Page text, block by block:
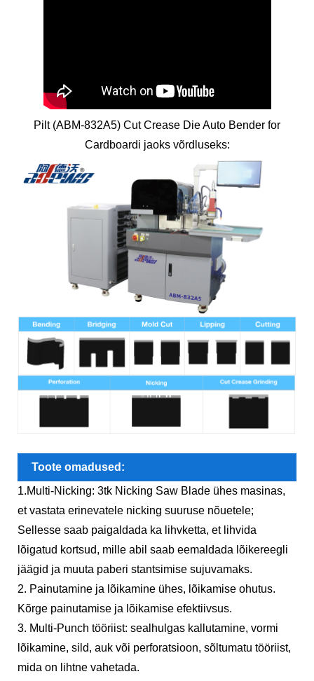
Pilt (ABM-832A5) Cut Crease Die Auto Bender for
Cardboardi jaoks võrdluseks:
Toote omadused:
1.Multi-Nicking: 3tk Nicking Saw Blade ühes masinas,
et vastata erinevatele nicking suuruse nõuetele;
Sellesse saab paigaldada ka lihvketta, et lihvida
lõigatud kortsud, mille abil saab eemaldada lõikereegli
jäägid ja muuta paberi stantsimise sujuvamaks.
2. Painutamine ja lõikamine ühes, lõikamise ohutus.
Kõrge painutamise ja lõikamise efektiivsus.
3. Multi-Punch tööriist: sealhulgas kallutamine, vormi
lõikamine, sild, auk või perforatsioon, sõltumatu tööriist,
mida on lihtne vahetada.